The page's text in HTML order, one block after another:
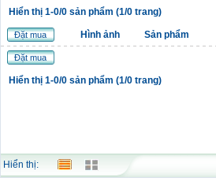
Hiển thị 1-0/0 sản phẩm (1/0 trang)
Đặt mua Hình ảnh Sản phẩm
Đặt mua
Hiển thị 1-0/0 sản phẩm (1/0 trang)
Hiển thị: